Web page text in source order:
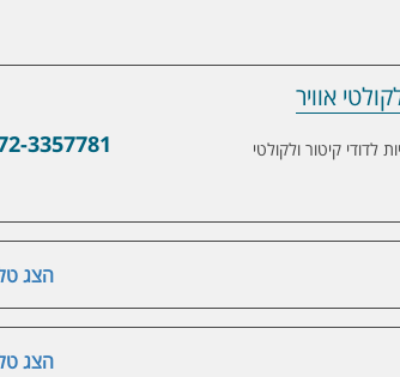
3357781
אוויר
קיטור ולקולטי
הצג
הצג